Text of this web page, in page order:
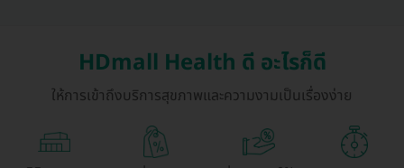
HDmall Health ดี อะไรก็ดี
ให้การเข้าถึงบริการสุขภาพและความงามเป็นเรื่องง่าย